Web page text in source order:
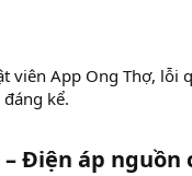
viên App Ong Thợ, lỗi
kể.
Điện áp nguồn